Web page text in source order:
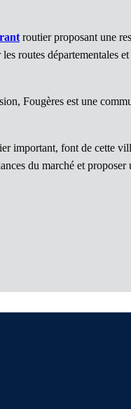
routier proposant une
routes départementales
Fougères est une
important, font de cette
du marché et